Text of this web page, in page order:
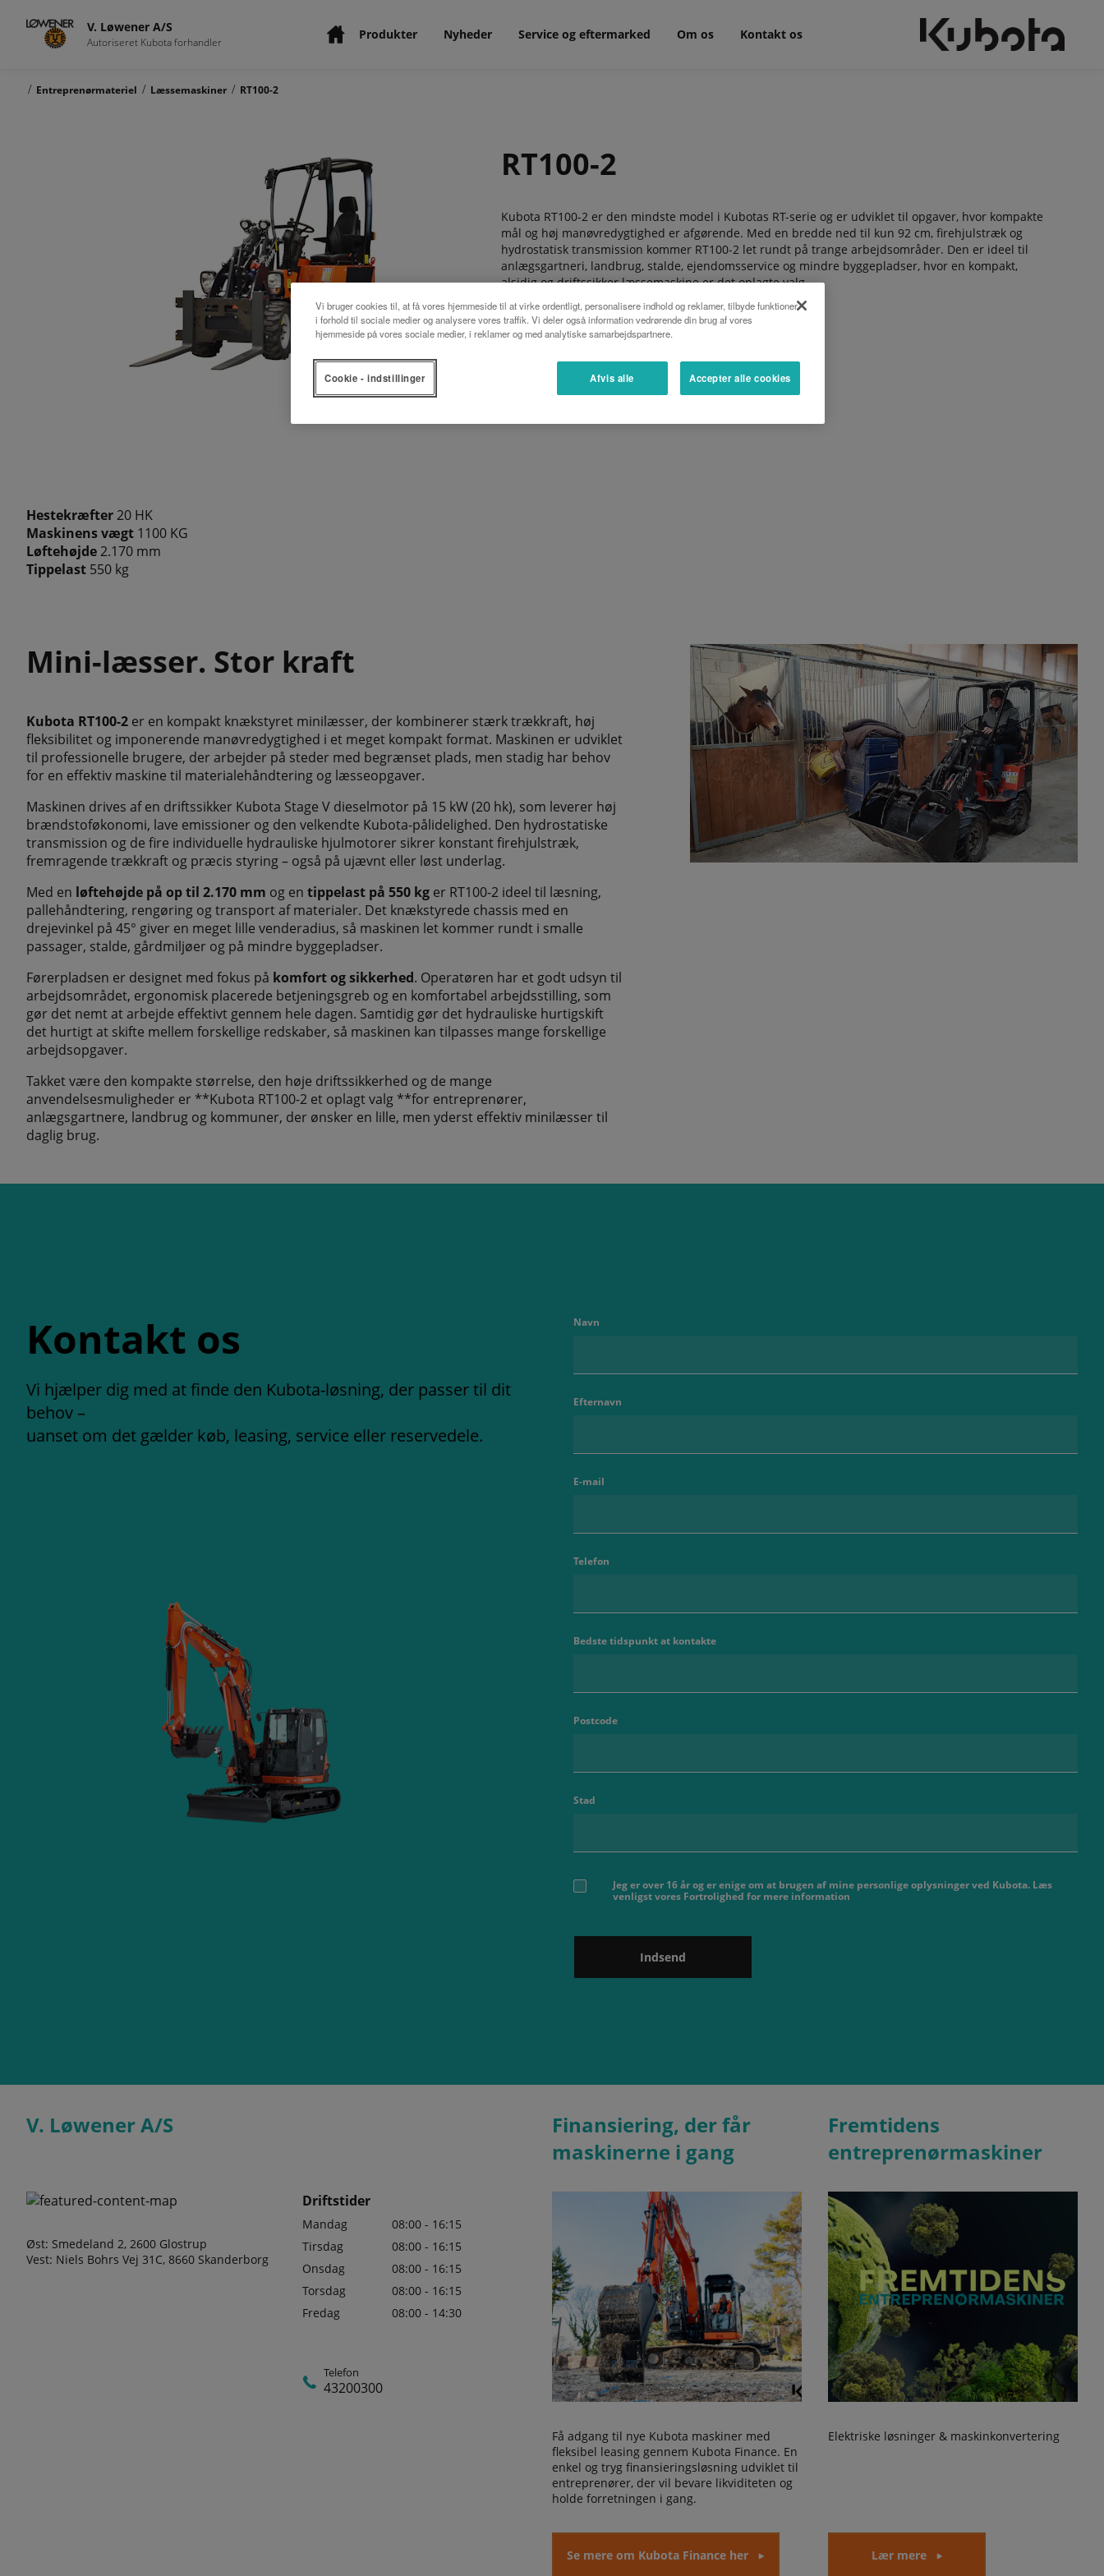
V. Løwener A/S
Autoriseret Kubota forhandler Produkter Nyheder Service og eftermarked Om os Kontakt os
/ Entreprenørmateriel / Læssemaskiner / RT100-2
RT100-2
Kubota RT100-2 er den mindste model i Kubotas RT-serie og er udviklet til opgaver, hvor kompakte
mål og høj manøvredygtighed er afgørende. Med en bredde ned til kun 92 cm, firehjulstræk og
hydrostatisk transmission kommer RT100-2 let rundt på trange arbejdsområder. Den er ideel til
anlægsgartneri, landbrug, stalde, ejendomsservice og mindre byggepladser, hvor en kompakt,
alsidig og driftssikker læssemaskine er det oplagte valg.
ANMODE OM ET TILBUD
BROCHURE (ÅBNER I NYT VINDUE)
Hestekræfter20 HK
Maskinens vægt 1100 KG
Løftehøjde2.170 mm
Tippelast 550 kg
Mini-læsser. Stor kraft
Kubota RT100-2 er en kompakt knækstyret minilæsser, der kombinerer stærk trækkraft, høj
fleksibilitet og imponerende manøvredygtighed i et meget kompakt format. Maskinen er udviklet
til professionelle brugere, der arbejder på steder med begrænset plads, men stadig har behov
for en effektiv maskine til materialehåndtering og læsseopgaver.
Maskinen drives af en driftssikker Kubota Stage V dieselmotor på 15 kW (20 hk), som leverer høj
brændstoføkonomi, lave emissioner og den velkendte Kubota-pålidelighed. Den hydrostatiske
transmission og de fire individuelle hydrauliske hjulmotorer sikrer konstant firehjulstræk,
fremragende trækkraft og præcis styring – også på ujævnt eller løst underlag.
Med en løftehøjde på op til 2.170 mm og en tippelast på 550 kg er RT100-2 ideel til læsning,
pallehåndtering, rengøring og transport af materialer. Det knækstyrede chassis med en
drejevinkel på 45° giver en meget lille venderadius, så maskinen let kommer rundt i smalle
passager, stalde, gårdmiljøer og på mindre byggepladser.
Førerpladsen er designet med fokus på komfort og sikkerhed. Operatøren har et godt udsyn til
arbejdsområdet, ergonomisk placerede betjeningsgreb og en komfortabel arbejdsstilling, som
gør det nemt at arbejde effektivt gennem hele dagen. Samtidig gør det hydrauliske hurtigskift
det hurtigt at skifte mellem forskellige redskaber, så maskinen kan tilpasses mange forskellige
arbejdsopgaver.
Takket være den kompakte størrelse, den høje driftssikkerhed og de mange
anvendelsesmuligheder er **Kubota RT100-2 et oplagt valg **for entreprenører,
anlægsgartnere, landbrug og kommuner, der ønsker en lille, men yderst effektiv minilæsser til
daglig brug.
Kontakt os
Vi hjælper dig med at finde den Kubota-løsning, der passer til dit
behov –
uanset om det gælder køb, leasing, service eller reservedele.
Navn
Efternavn
E-mail
Telefon
Bedste tidspunkt at kontakte
Postcode
Stad
Jeg er over 16 år og er enige om at brugen af ​​mine personlige oplysninger ved Kubota. Læs
venligst vores Fortrolighed for mere information
Indsend
V. Løwener A/S
Øst: Smedeland 2, 2600 Glostrup
Vest: Niels Bohrs Vej 31C, 8660 Skanderborg
Driftstider
Mandag
08:00 - 16:15
Tirsdag
08:00 - 16:15
Onsdag
08:00 - 16:15
Torsdag
08:00 - 16:15
Fredag
08:00 - 14:30
Telefon
43200300
Finansiering, der får
maskinerne i gang
Få adgang til nye Kubota maskiner med
fleksibel leasing gennem Kubota Finance. En
enkel og tryg finansieringsløsning udviklet til
entreprenører, der vil bevare likviditeten og
holde forretningen i gang.
Se mere om Kubota Finance her
Fremtidens
entreprenørmaskiner
Elektriske løsninger & maskinkonvertering
Lær mere
Vi bruger cookies til, at få vores hjemmeside til at virke ordentligt, personalisere indhold og reklamer, tilbyde funktioner
i forhold til sociale medier og analysere vores traffik. Vi deler også information vedrørende din brug af vores
hjemmeside på vores sociale medier, i reklamer og med analytiske samarbejdspartnere.
Afvis alle Accepter alle cookies
Cookie - indstillinger